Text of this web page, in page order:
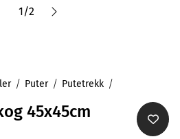
1/2
Puter Putetrekk
45x45cm